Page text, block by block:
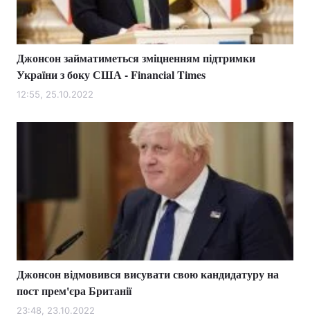
Джонсон займатиметься зміцненням підтримки
України з боку США - Financial Times
12:55, 25.10.2022
Джонсон відмовився висувати свою кандидатуру на
пост прем'єра Британії
23:48, 23.10.2022